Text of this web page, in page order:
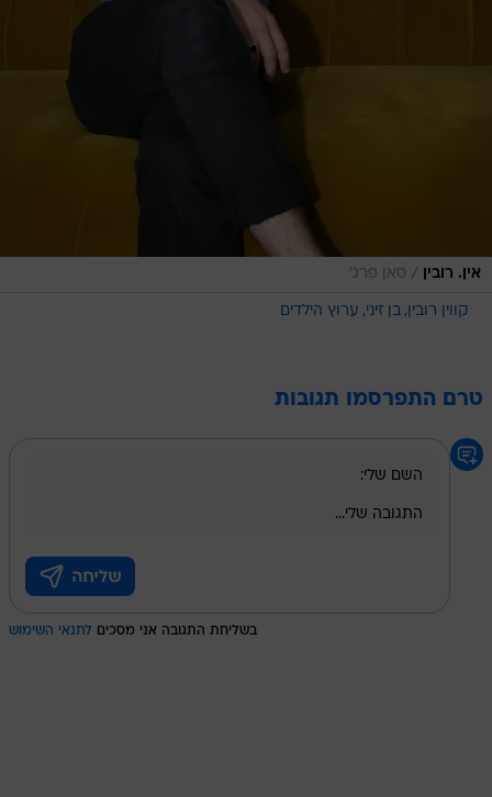
אין. רובין / סאן פרג'
קווין רובין בן זיני ערוץ הילדים
טרם התפרסמו תגובות
בשליחת התגובה אני מסכים לתנאי השימוש